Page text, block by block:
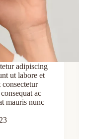
adipiscing
ut labore et
ac
mauris nunc